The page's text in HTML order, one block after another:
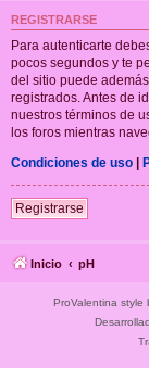
REGISTRARSE
Para autenticarte
pocos segundos y te
del sitio puede
registrados. Antes de
nuestros términos de
los foros mientras
Condiciones de uso |
Registrarse
Inicio pH
ProValentina style